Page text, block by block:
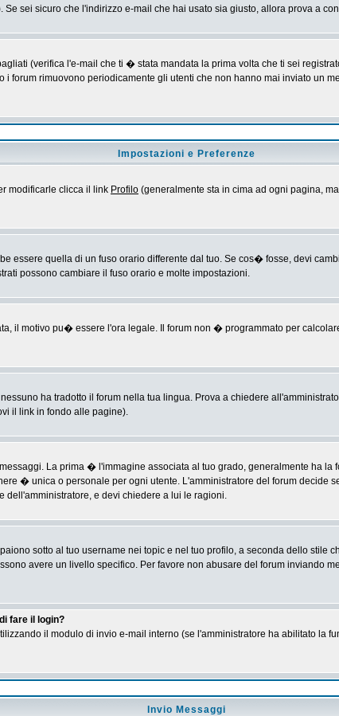
Se sei sicuro che l'indirizzo e-mail che hai usato sia giusto, allora prova a
(verifica l'e-mail che ti � stata mandata la prima volta che ti sei
rimuovono periodicamente gli utenti che non hanno mai inviato un
Impostazioni e Preferenze
modificarle clicca il link Profilo (generalmente sta in cima ad ogni pagina,
essere quella di un fuso orario differente dal tuo. Se cos� fosse, devi
possono cambiare il fuso orario e molte impostazioni.
il motivo pu� essere l'ora legale. Il forum non � programmato per
ha tradotto il forum nella tua lingua. Prova a chiedere
il link in fondo alle pagine).
La prima � l'immagine associata al tuo grado, generalmente ha
� unica o personale per ogni utente. L'amministratore del forum decide
e devi chiedere a lui le ragioni.
sotto al tuo username nei topic e nel tuo profilo, a seconda dello stile
avere un livello specifico. Per favore non abusare del forum inviando
fare il login?
il modulo di invio e-mail interno (se l'amministratore ha abilitato la
Invio Messaggi